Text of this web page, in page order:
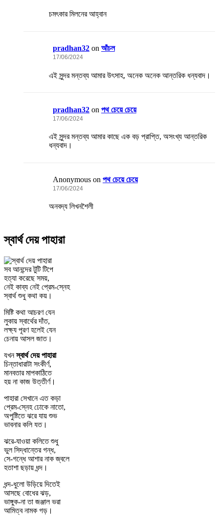
চমৎকার মিলনের আহ্বান
pradhan32 on আঁচল
17/06/2024
এই সুন্দর মন্তব্য আমার উৎসাহ, অনেক অনেক আন্তরিক ধন্যবাদ।
pradhan32 on পথ চেয়ে চেয়ে
17/06/2024
এই সুন্দর মন্তব্য আমার কাছে এক বড় প্রাপ্তি, অসংখ্য আন্তরিক
ধন্যবাদ।
Anonymous on পথ চেয়ে চেয়ে
17/06/2024
অনবদ্য লিখনশৈলী
স্বার্থ দেয় পাহারা
সব আনন্দের টুটি টিপে
হত্যা করেছে সময়,
নেই কাব্য নেই প্রেম-স্নেহ
স্বার্থ শুধু কথা কয়।
মিষ্টি কথা আচরণ যেন
লুকায় স্বার্থের দাঁত,
লক্ষ্য পূরণ হলেই যেন
চেনায় আসল জাত।
যখনস্বার্থ দেয় পাহারা
চিন্তাধারাটা সংকীর্ণ,
মানবতার মাপকাঠিতে
হয় না কাজ উত্তীর্ণ।
পাহারা সেখানে এত কড়া
প্রেম-স্নেহ ঢোকে নাতো,
অপুষ্টিতে ঝরে যায় শুভ
ভাবনার কলি যত।
ঝরে-যাওয়া কলিতে শুধু
ভুল সিদ্ধান্তের গন্ধ,
সে-গন্ধে আশার নাক জ্বলে
হতাশা ছড়ায় ধন্দ।
ধন্দ-ধুলো উড়িয়ে দিতেই
আসছে বোধের ঝড়,
ভাঙ্গুক-না তা জঞ্জাল ভরা
আমিত্ব নামক গড়।